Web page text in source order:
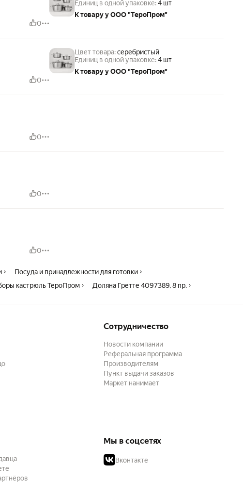
0
Единиц в одной упаковке:4 шт
К товару у ООО "ТероПром"
0
Цвет товара:серебристый
Единиц в одной упаковке:4 шт
К товару у ООО "ТероПром"
0
0
0
Посуда и принадлежности для готовки
кастрюль ТероПром Доляна Гретте 4097389, 8 пр.
Сотрудничество
Новости компании
Реферальная программа
Производителям
Пункт выдачи заказов
Маркет нанимает
Мы в соцсетях
Вконтакте